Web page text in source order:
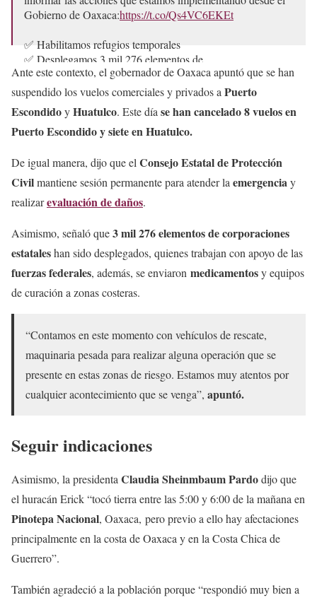
Gobierno de Oaxaca:https://t.co/Qs4VC6EKEt
✅ Habilitamos refugios temporales
✅ Desplegamos 3 mil 276 elementos de…
— Salomón Jara Cruz (@salomonj) June 19, 2025
Ante este contexto, el gobernador de Oaxaca apuntó que se han
suspendido los vuelos comerciales y privados a Puerto
EscondidoyHuatulco. Este día se han cancelado 8 vuelos en
Puerto Escondido y siete en Huatulco.
De igual manera, dijo que el Consejo Estatal de Protección
Civilmantiene sesión permanente para atender la emergenciay
realizarevaluación de daños.
Asimismo, señaló que3 mil 276 elementos de corporaciones
estataleshan sido desplegados, quienes trabajan con apoyo de las
fuerzas federales, además, se enviaron medicamentosy equipos
de curación a zonas costeras.
“Contamos en este momento con vehículos de rescate,
maquinaria pesada para realizar alguna operación que se
presente en estas zonas de riesgo. Estamos muy atentos por
cualquier acontecimiento que se venga”, apuntó.
Seguir indicaciones
Asimismo, la presidenta Claudia Sheinmbaum Pardodijo que
el huracán Erick “tocó tierra entre las 5:00 y 6:00 de la mañana en
Pinotepa Nacional, Oaxaca, pero previo a ello hay afectaciones
principalmente en la costa de Oaxaca y en la Costa Chica de
Guerrero”.
También agradeció a la población porque “respondió muy bien a